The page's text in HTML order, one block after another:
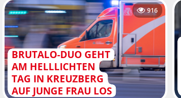
BRUTALO-DUO GEHT
AM HELLLICHTEN
TAG IN KREUZBERG
AUF JUNGE FRAU LOS
916